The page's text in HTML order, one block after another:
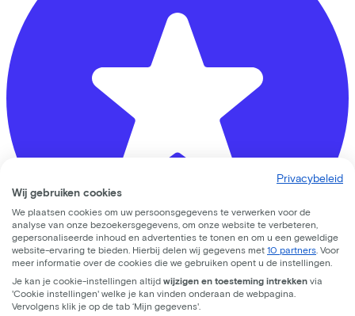
Fietsvoordeelshop.nl - Winkel Amersfoort
Privacybeleid
Wij gebruiken cookies
We plaatsen cookies om uw persoonsgegevens te verwerken voor de
analyse van onze bezoekersgegevens, om onze website te verbeteren,
gepersonaliseerde inhoud en advertenties te tonen en om u een geweldige
website-ervaring te bieden. Hierbij delen wij gegevens met 10 partners . Voor
meer informatie over de cookies die we gebruiken opent u de instellingen.
Je kan je cookie-instellingen altijd wijzigen en toesteming intrekken via
'Cookie instellingen' welke je kan vinden onderaan de webpagina.
Vervolgens klik je op de tab ‘Mijn gegevens'.